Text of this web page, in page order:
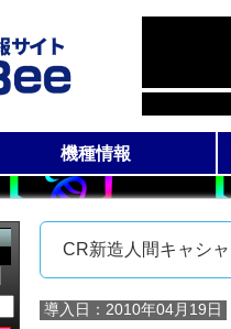
機種情報
パチスロ機種一覧
パチンコ機種一覧
CR新造人間キャシ
導入日：2010年04月19日